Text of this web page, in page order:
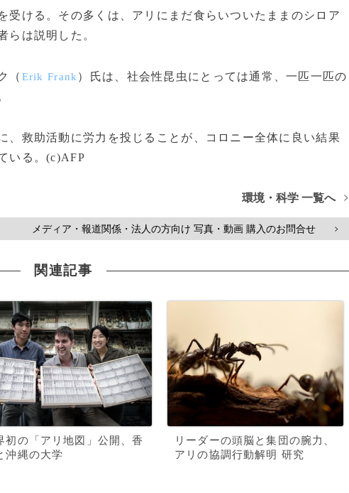
ける。その多くは、アリにまだ食らいついたままのシロア
らは説明した。
（ Erik Frank ）氏は、社会性昆虫にとっては通常、一匹一匹の
救助活動に労力を投じることが、コロニー全体に良い結果
いる。(c)AFP
環境・科学 一覧へ >
メディア・報道関係・法人の方向け 写真・動画 購入のお問合せ >
関連記事
初の「アリ地図」公開、香
沖縄の大学
リーダーの頭脳と集団の腕力、
アリの協調行動解明 研究